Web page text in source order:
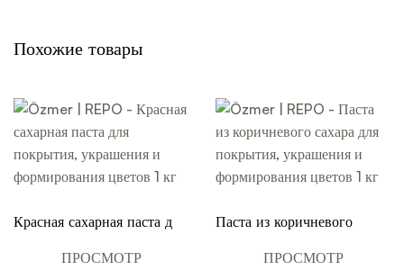
Похожие товары
Красная сахарная паста для
формирования цветов 1 кг
ПРОСМОТР
Паста из коричневого
украшения иПРОСМОТР